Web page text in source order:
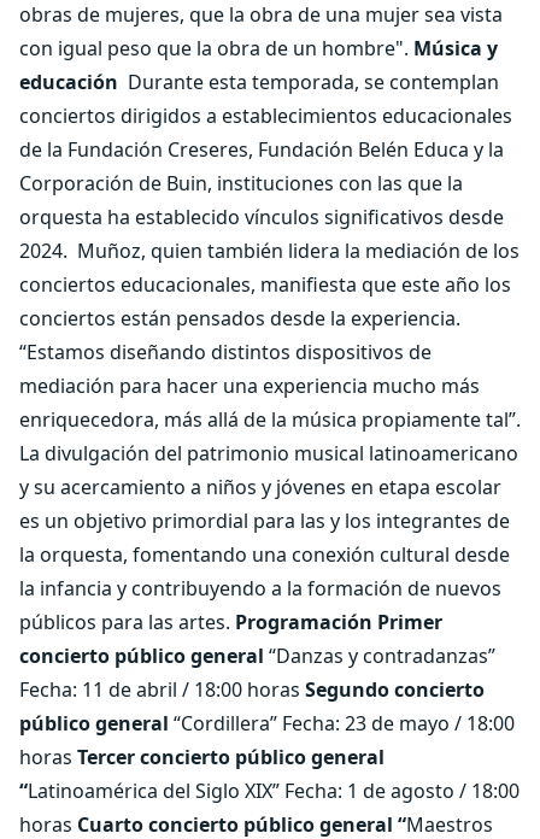
obras de mujeres, que la obra de una mujer sea vista
con igual peso que la obra de un hombre". Música y
educación Durante esta temporada, se contemplan
conciertos dirigidos a establecimientos educacionales
de la Fundación Creseres, Fundación Belén Educa y la
Corporación de Buin, instituciones con las que la
orquesta ha establecido vínculos significativos desde
2024. Muñoz, quien también lidera la mediación de los
conciertos educacionales, manifiesta que este año los
conciertos están pensados desde la experiencia.
“Estamos diseñando distintos dispositivos de
mediación para hacer una experiencia mucho más
enriquecedora, más allá de la música propiamente tal”.
La divulgación del patrimonio musical latinoamericano
y su acercamiento a niños y jóvenes en etapa escolar
es un objetivo primordial para las y los integrantes de
la orquesta, fomentando una conexión cultural desde
la infancia y contribuyendo a la formación de nuevos
públicos para las artes. Programación Primer
concierto público general “Danzas y contradanzas”
Fecha: 11 de abril / 18:00 horas Segundo concierto
público general “Cordillera” Fecha: 23 de mayo / 18:00
horas Tercer concierto público general
“Latinoamérica del Siglo XIX” Fecha: 1 de agosto / 18:00
horas Cuarto concierto público general “Maestros